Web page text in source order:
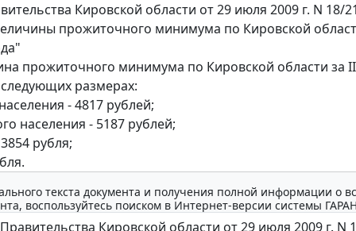
Кировской области от 29 июля 2009 г. N 18/
прожиточного минимума по Кировской
прожиточного минимума по Кировской области за II
следующих размерах:
- 4817 рублей;
населения - 5187 рублей;
рубля;
текста документа и получения полной информации о
воспользуйтесь поиском в Интернет-версии системы